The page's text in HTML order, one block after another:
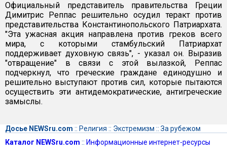
Официальный представитель правительства Греции
Димитрис Реппас решительно осудил теракт против
представительства Константинопольского Патриархата.
"Эта ужасная акция направлена против греков всего
мира, с которыми стамбульский Патриархат
поддерживает духовную связь", - указал он. Выразив
"отвращение" в связи с этой вылазкой, Реппас
подчеркнул, что греческие граждане единодушно и
решительно выступают против сил, которые пытаются
осуществить эти антидемократические, антигреческие
замыслы.
Досье NEWSru.com :: Религия :: Экстремизм :: За рубежом
Каталог NEWSru.com :: Информационные интернет-ресурсы